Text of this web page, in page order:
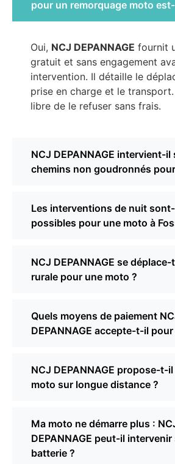
pour un remorquage moto
Oui, NCJ DEPANNAGE fournit
gratuit et sans engagement
intervention. Il détaille le
prise en charge et le
libre de le refuser sans frais.
NCJ DEPANNAGE intervient-il
chemins non goudronnés
Les interventions de nuit
possibles pour une moto à
NCJ DEPANNAGE se
rurale pour une moto ?
Quels moyens de paiement
DEPANNAGE accepte-t-il
NCJ DEPANNAGE propose-t-
moto sur longue distance ?
Ma moto ne démarre plus :
DEPANNAGE peut-il intervenir
batterie ?